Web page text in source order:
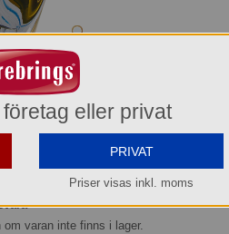
mm Kosta Boda
= 1*1 st
varan inte finns i lager.
eller privat
PRIVAT
Priser visas inkl. moms